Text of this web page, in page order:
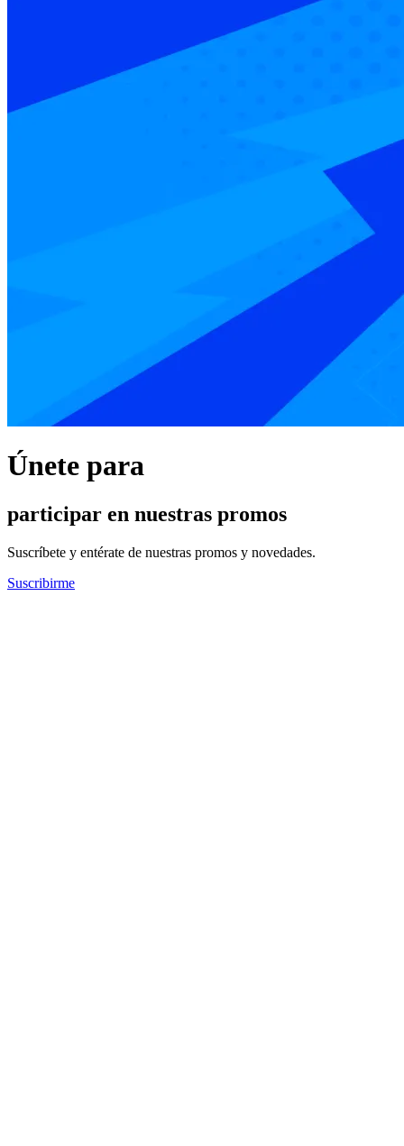
Únete para
participar en nuestras promos
Suscríbete y entérate de nuestras promos y novedades.
Suscribirme